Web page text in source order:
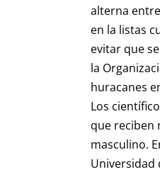
alterna
en la listas
evitar que
la
huracanes
Los
que reciben
masculino.
Universidad